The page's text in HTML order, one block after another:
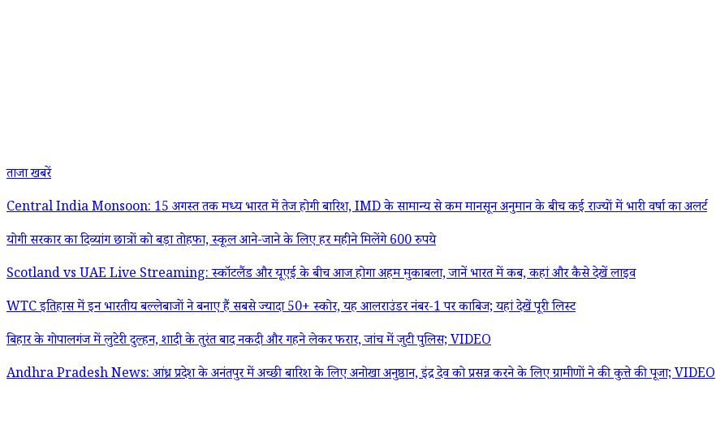
ताजा खबरें
Central India Monsoon: 15 अगस्त तक मध्य भारत में तेज होगी बारिश, IMD के सामान्य से कम मानसून अनुमान के बीच कई राज्यों में भारी वर्षा का अलर्ट
योगी सरकार का दिव्यांग छात्रों को बड़ा तोहफा, स्कूल आने-जाने के लिए हर महीने मिलेंगे 600 रुपये
Scotland vs UAE Live Streaming: स्कॉटलैंड और यूएई के बीच आज होगा अहम मुकाबला, जानें भारत में कब, कहां और कैसे देखें लाइव
WTC इतिहास में इन भारतीय बल्लेबाजों ने बनाए हैं सबसे ज्यादा 50+ स्कोर, यह आलराउंडर नंबर-1 पर काबिज; यहां देखें पूरी लिस्ट
बिहार के गोपालगंज में लुटेरी दुल्हन, शादी के तुरंत बाद नकदी और गहने लेकर फरार, जांच में जुटी पुलिस; VIDEO
Andhra Pradesh News: आंध्र प्रदेश के अनंतपुर में अच्छी बारिश के लिए अनोखा अनुष्ठान, इंद्र देव को प्रसन्न करने के लिए ग्रामीणों ने की कुत्ते की पूजा; VIDEO